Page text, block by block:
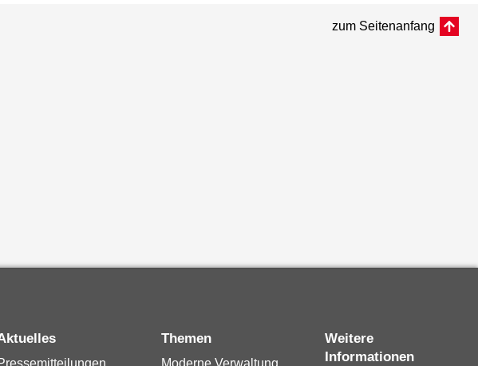
zum Seitenanfang
Aktuelles Themen
Moderne Verwaltung
Weitere
Informationen